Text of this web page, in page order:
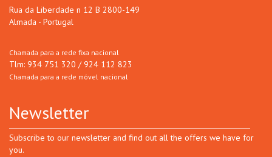
Rua da Liberdade n 12 B 2800-149
Almada - Portugal
Chamada para a rede fixa nacional
Tlm: 934 751 320 / 924 112 823
Chamada para a rede móvel nacional
Newsletter
Subscribe to our newsletter and find out all the offers we have for
you.